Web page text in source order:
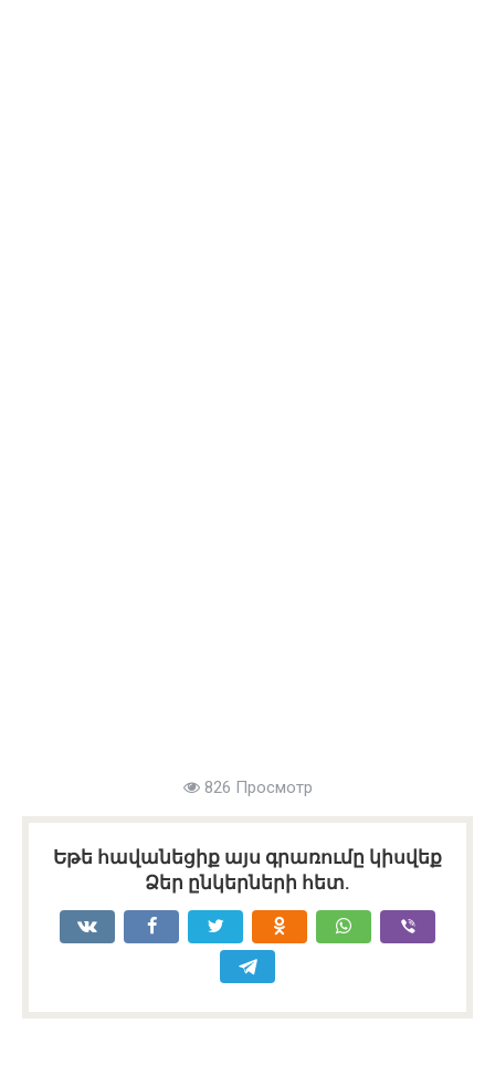
826 Просмотр
Եթե հավանեցիք այս գրառումը կիսվեք
Ձեր ընկերների հետ.